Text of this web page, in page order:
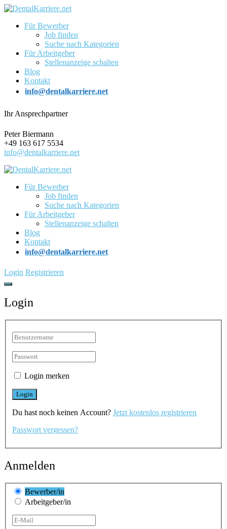
Für Bewerber
Job finden
Suche nach Kategorien
Für Arbeitgeber
Stellenanzeige schalten
Blog
Kontakt
info@dentalkarriere.net
Ihr Ansprechpartner
Peter Biermann
+49 163 617 5534
info@dentalkarriere.net
Für Bewerber
Job finden
Suche nach Kategorien
Für Arbeitgeber
Stellenanzeige schalten
Blog
Kontakt
info@dentalkarriere.net
Login Registrieren
Login
Login merken
Du hast noch keinen Account? Jetzt kostenlos registrieren
Passwort vergessen?
Anmelden
Bewerber/in
Arbeitgeber/in